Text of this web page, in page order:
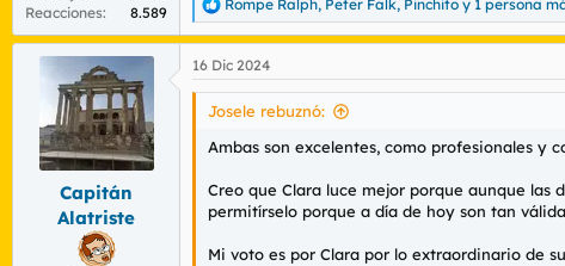
Reacciones
8.589
R
e
c
c
Rompe Ralph, Peter Falk, Pinchito y 1 persona
Capitán
Alatriste
16 Dic 2024
Josele rebuznó:
Ambas son excelentes, como profesionales y
Creo que Clara luce mejor porque aunque las
permitírselo porque a día de hoy son tan
Mi voto es por Clara por lo extraordinario de